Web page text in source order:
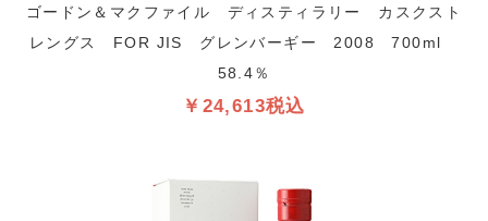
ゴードン＆マクファイル ディスティラリー カスクスト
レングス FOR JIS グレンバーギー 2008 700ml
58.4％
￥24,613税込